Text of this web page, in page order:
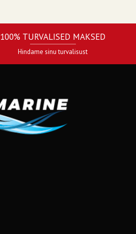
100% TURVALISED MAKSED
Hindame sinu turvalisust